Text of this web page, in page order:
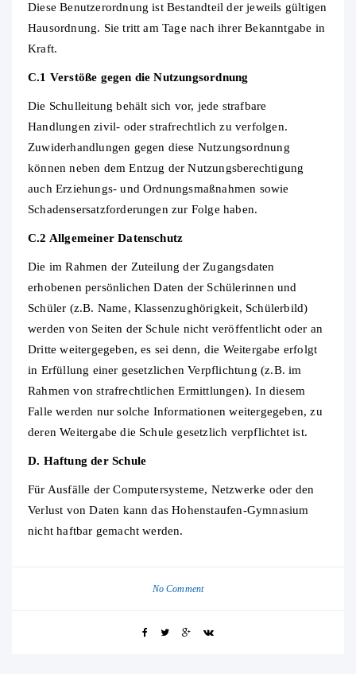
Diese Benutzerordnung ist Bestandteil der jeweils gültigen
Hausordnung. Sie tritt am Tage nach ihrer Bekanntgabe in
Kraft.
C.1 Verstöße gegen die Nutzungsordnung
Die Schulleitung behält sich vor, jede strafbare
Handlungen zivil‐ oder strafrechtlich zu verfolgen.
Zuwiderhandlungen gegen diese Nutzungsordnung
können neben dem Entzug der Nutzungsberechtigung
auch Erziehungs- und Ordnungsmaßnahmen sowie
Schadensersatzforderungen zur Folge haben.
C.2 Allgemeiner Datenschutz
Die im Rahmen der Zuteilung der Zugangsdaten
erhobenen persönlichen Daten der Schülerinnen und
Schüler (z.B. Name, Klassenzughörigkeit, Schülerbild)
werden von Seiten der Schule nicht veröffentlicht oder an
Dritte weitergegeben, es sei denn, die Weitergabe erfolgt
in Erfüllung einer gesetzlichen Verpflichtung (z.B. im
Rahmen von strafrechtlichen Ermittlungen). In diesem
Falle werden nur solche Informationen weitergegeben, zu
deren Weitergabe die Schule gesetzlich verpflichtet ist.
D. Haftung der Schule
Für Ausfälle der Computersysteme, Netzwerke oder den
Verlust von Daten kann das Hohenstaufen-Gymnasium
nicht haftbar gemacht werden.
No Comment